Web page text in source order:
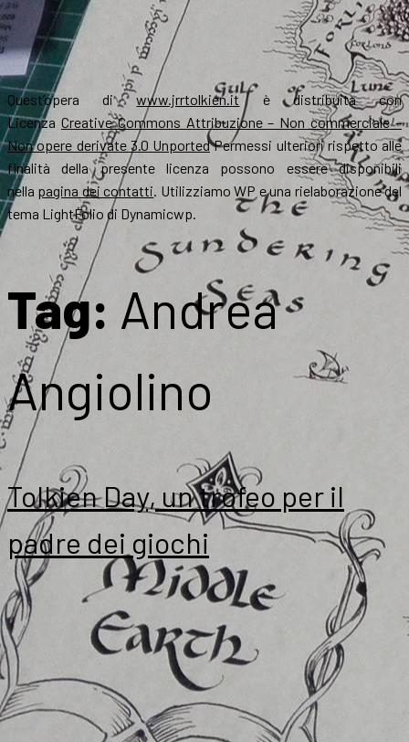
Quest’opera diwww.jrrtolkien.itè distribuita con
Licenza Creative Commons Attribuzione – Non commerciale –
Non opere derivate 3.0 UnportedPermessi ulteriori rispetto alle
finalità della presente licenza possono essere disponibili
nella pagina dei contatti. Utilizziamo WP e una rielaborazione del
tema LightFolio di Dynamicwp.
Tag: Andrea
Angiolino
Tolkien Day, un trofeo per il
padre dei giochi